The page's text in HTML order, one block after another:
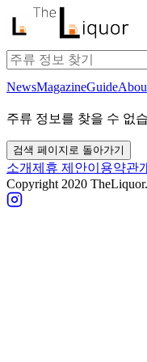
NewsMagazineGuide
주류 정보를 찾을 수 없
검색 페이지로 돌아가기
소개제휴 제안이용약관
Copyright 2020